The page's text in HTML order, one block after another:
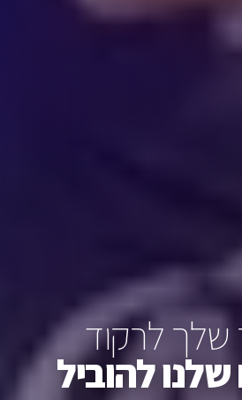
לרקוד
להוביל